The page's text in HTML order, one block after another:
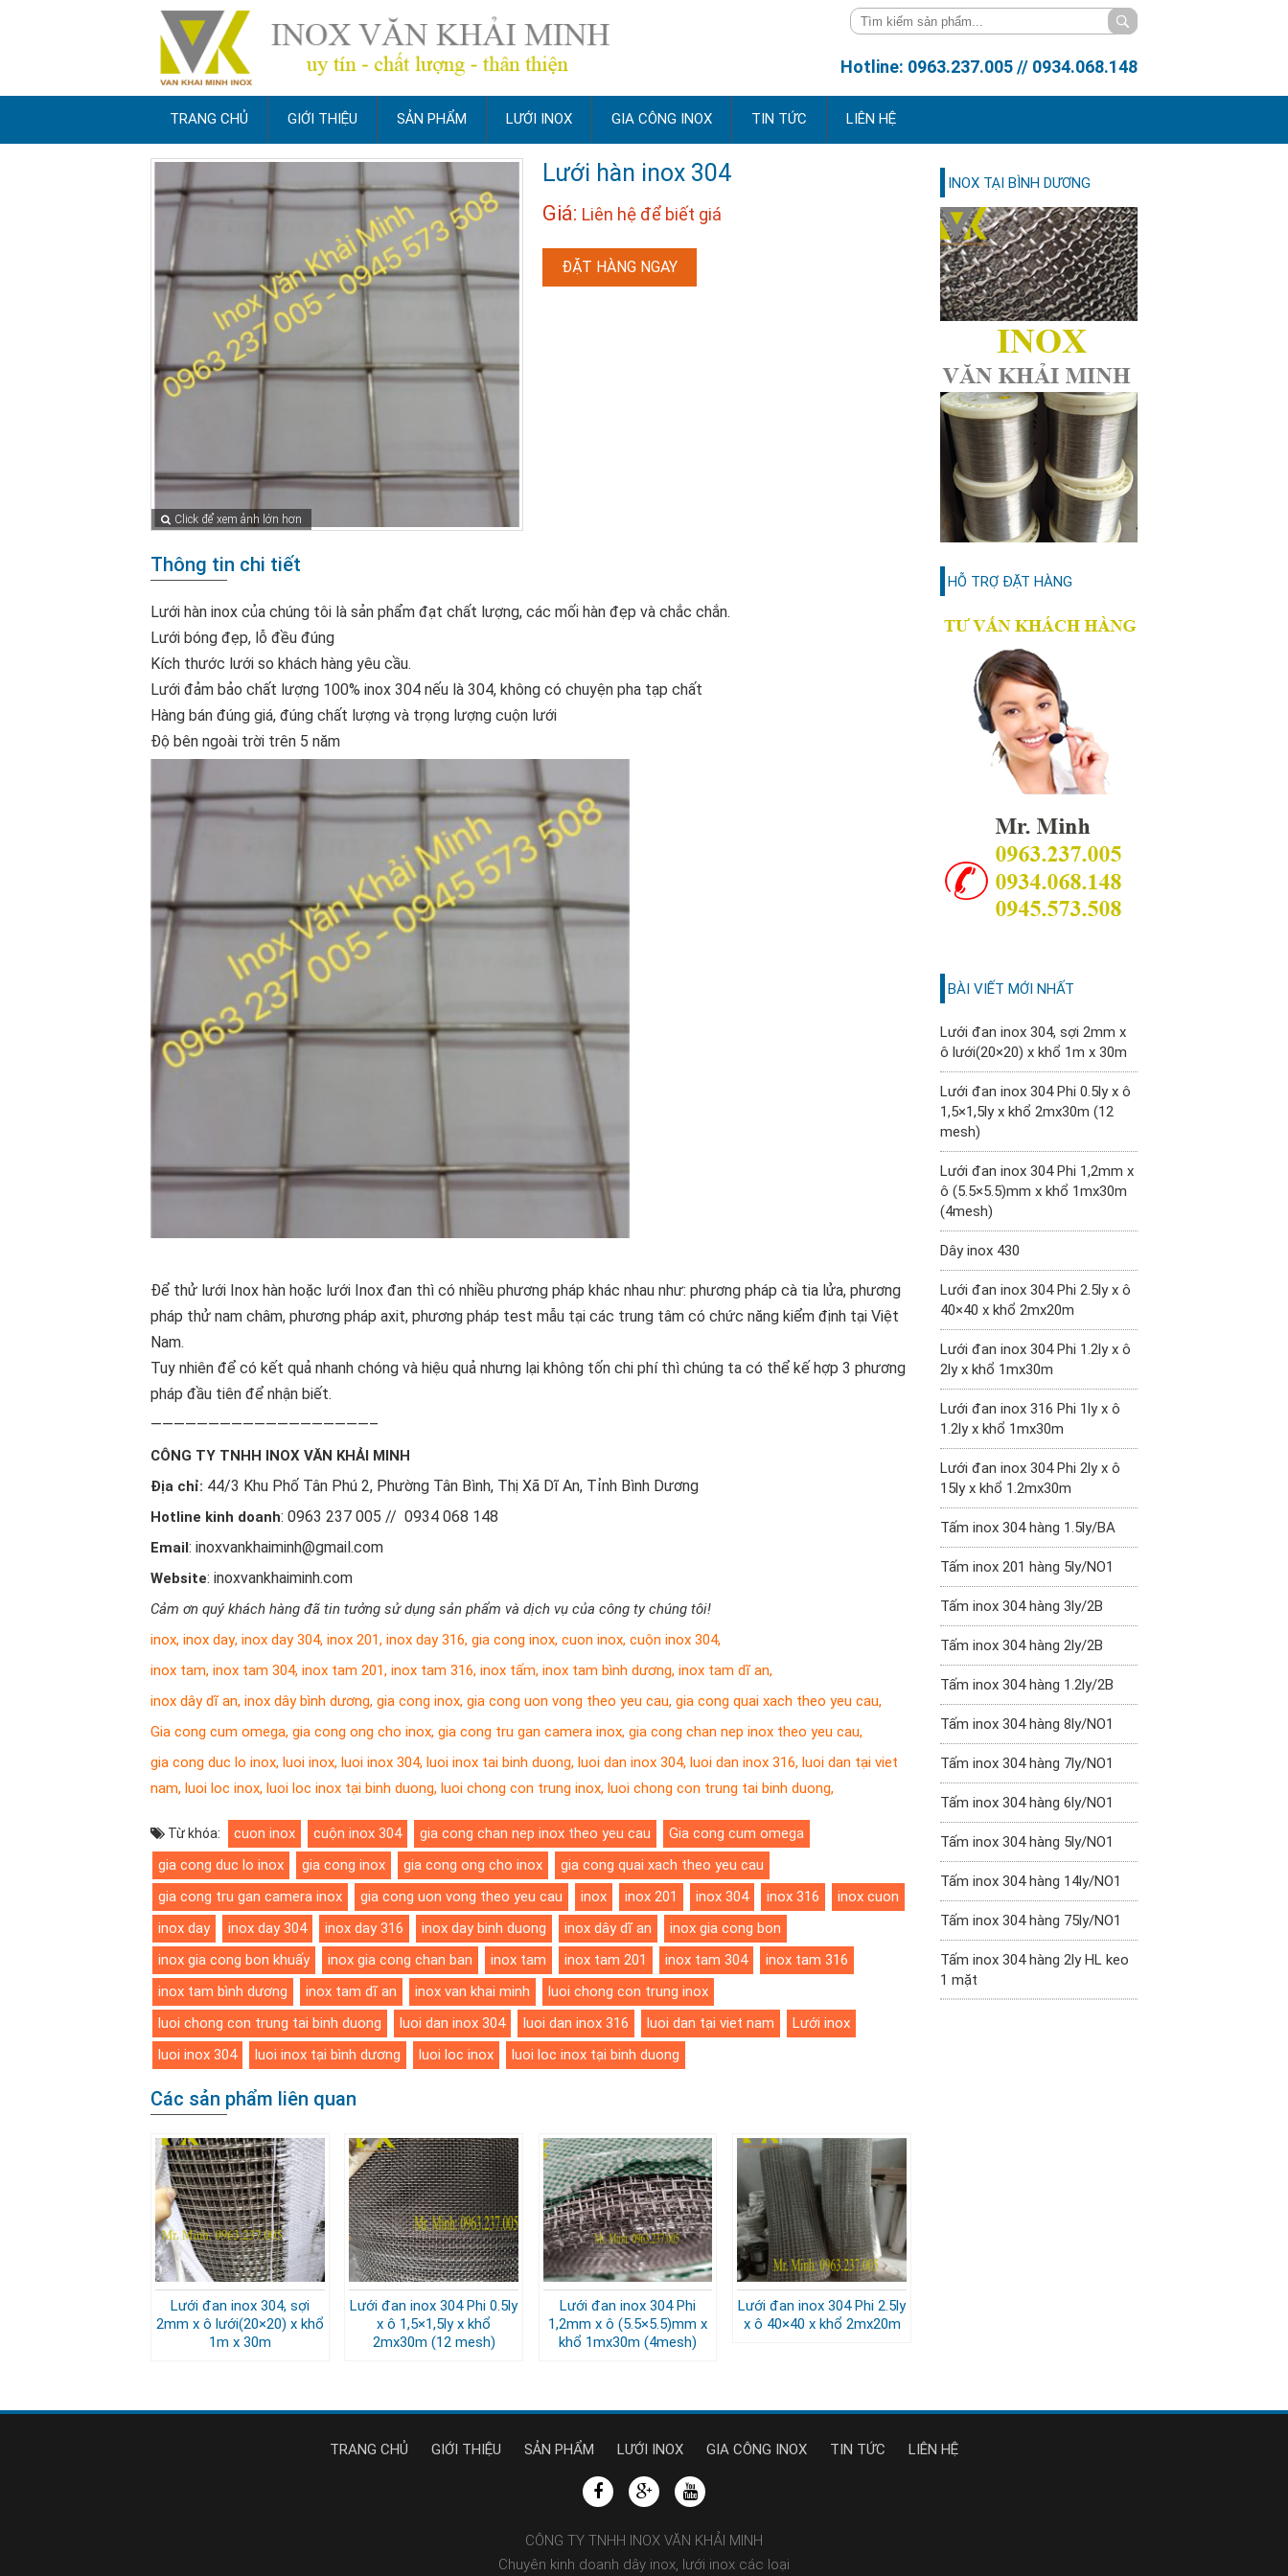
Hotline: 0963.237.005 // 0934.068.148
TRANG CHỦ GIỚI THIỆU SẢN PHẨM LƯỚI INOX GIA CÔNG INOX TIN TỨC LIÊN HỆ
Click để xem ảnh lớn hơn
Lưới hàn inox 304
Giá: Liên hệ để biết giá
ĐẶT HÀNG NGAY
Thông tin chi tiết
Lưới hàn inox của chúng tôi là sản phẩm đạt chất lượng, các mối hàn đẹp và chắc chắn.
Lưới bóng đẹp, lỗ đều đúng
Kích thước lưới so khách hàng yêu cầu.
Lưới đảm bảo chất lượng 100% inox 304 nếu là 304, không có chuyện pha tạp chất
Hàng bán đúng giá, đúng chất lượng và trọng lượng cuộn lưới
Độ bên ngoài trời trên 5 năm
Để thử lưới Inox hàn hoặc lưới Inox đan thì có nhiều phương pháp khác nhau như: phương pháp cà tia lửa, phương
pháp thử nam châm, phương pháp axit, phương pháp test mẫu tại các trung tâm có chức năng kiểm định tại Việt
Nam.
Tuy nhiên để có kết quả nhanh chóng và hiệu quả nhưng lại không tốn chi phí thì chúng ta có thể kế hợp 3 phương
pháp đầu tiên để nhận biết.
———————————————————–
CÔNG TY TNHH INOX VĂN KHẢI MINH
Địa chỉ: 44/3 Khu Phố Tân Phú 2, Phường Tân Bình, Thị Xã Dĩ An, Tỉnh Bình Dương
Hotline kinh doanh: 0963 237 005 // 0934 068 148
Email: inoxvankhaiminh@gmail.com
Website: inoxvankhaiminh.com
Cảm ơn quý khách hàng đã tin tưởng sử dụng sản phẩm và dịch vụ của công ty chúng tôi!
inox, inox day, inox day 304, inox 201, inox day 316, gia cong inox, cuon inox, cuộn inox 304,
inox tam, inox tam 304, inox tam 201, inox tam 316, inox tấm, inox tam bình dương, inox tam dĩ an,
inox dây dĩ an, inox dây bình dương, gia cong inox, gia cong uon vong theo yeu cau, gia cong quai xach theo yeu cau,
Gia cong cum omega, gia cong ong cho inox, gia cong tru gan camera inox, gia cong chan nep inox theo yeu cau,
gia cong duc lo inox, luoi inox, luoi inox 304, luoi inox tai binh duong, luoi dan inox 304, luoi dan inox 316, luoi dan tại viet
nam, luoi loc inox, luoi loc inox tại binh duong, luoi chong con trung inox, luoi chong con trung tai binh duong,
Từ khóa: cuon inox cuộn inox 304 gia cong chan nep inox theo yeu cau
Gia cong cum omega
gia cong duc lo inox
gia cong inox gia cong ong cho inox
gia cong quai xach theo yeu cau
gia cong tru gan camera inox
gia cong uon vong theo yeu cau inox inox 201 inox 304 inox 316
inox cuon
inox day
inox day 304 inox day 316 inox day binh duong inox dây dĩ an
inox gia cong bon
inox gia cong bon khuấy
inox gia cong chan ban inox tam inox tam 201 inox tam 304
inox tam 316
inox tam bình dương
inox tam dĩ an inox van khai minh
luoi chong con trung inox
luoi chong con trung tai binh duong
luoi dan inox 304 luoi dan inox 316 luoi dan tại viet nam
Lưới inox
luoi inox 304
luoi inox tại bình dương luoi loc inox luoi loc inox tại binh duong
Các sản phẩm liên quan
Lưới đan inox 304, sợi
2mm x ô lưới(20×20) x khổ
1m x 30m
Lưới đan inox 304 Phi 0.5ly
x ô 1,5×1,5ly x khổ
2mx30m (12 mesh)
Lưới đan inox 304 Phi
1,2mm x ô (5.5×5.5)mm x
khổ 1mx30m (4mesh)
Lưới đan inox 304 Phi 2.5ly
x ô 40×40 x khổ 2mx20m
INOX TẠI BÌNH DƯƠNG
HỖ TRỢ ĐẶT HÀNG
BÀI VIẾT MỚI NHẤT
Lưới đan inox 304, sợi 2mm x
ô lưới(20×20) x khổ 1m x 30m
Lưới đan inox 304 Phi 0.5ly x ô
1,5×1,5ly x khổ 2mx30m (12
mesh)
Lưới đan inox 304 Phi 1,2mm x
ô (5.5×5.5)mm x khổ 1mx30m
(4mesh)
Dây inox 430
Lưới đan inox 304 Phi 2.5ly x ô
40×40 x khổ 2mx20m
Lưới đan inox 304 Phi 1.2ly x ô
2ly x khổ 1mx30m
Lưới đan inox 316 Phi 1ly x ô
1.2ly x khổ 1mx30m
Lưới đan inox 304 Phi 2ly x ô
15ly x khổ 1.2mx30m
Tấm inox 304 hàng 1.5ly/BA
Tấm inox 201 hàng 5ly/NO1
Tấm inox 304 hàng 3ly/2B
Tấm inox 304 hàng 2ly/2B
Tấm inox 304 hàng 1.2ly/2B
Tấm inox 304 hàng 8ly/NO1
Tấm inox 304 hàng 7ly/NO1
Tấm inox 304 hàng 6ly/NO1
Tấm inox 304 hàng 5ly/NO1
Tấm inox 304 hàng 14ly/NO1
Tấm inox 304 hàng 75ly/NO1
Tấm inox 304 hàng 2ly HL keo
1 mặt
TRANG CHỦ GIỚI THIỆU SẢN PHẨM LƯỚI INOX GIA CÔNG INOX TIN TỨC LIÊN HỆ
CÔNG TY TNHH INOX VĂN KHẢI MINH
Chuyên kinh doanh dây inox, lưới inox các loại